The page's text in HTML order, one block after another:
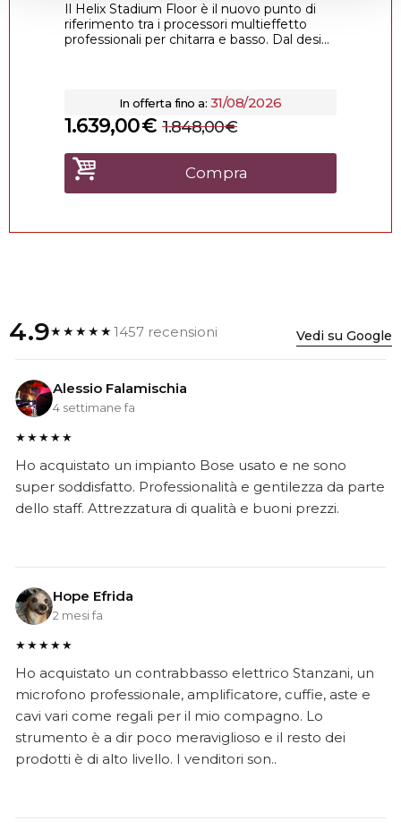
Il Helix Stadium Floor è il nuovo punto di
riferimento tra i processori multieffetto
professionali per chitarra e basso. Dal desi...
In offerta fino a: 31/08/2026
€
1.639,00 €
1.848,00
Compra
4.9★★★★★1457 recensioni Vedi su Google
Alessio Falamischia
4 settimane fa
★★★★★
Ho acquistato un impianto Bose usato e ne sono
super soddisfatto. Professionalità e gentilezza da parte
dello staff. Attrezzatura di qualità e buoni prezzi.
Hope Efrida
2 mesi fa
★★★★★
Ho acquistato un contrabbasso elettrico Stanzani, un
microfono professionale, amplificatore, cuffie, aste e
cavi vari come regali per il mio compagno. Lo
strumento è a dir poco meraviglioso e il resto dei
prodotti è di alto livello. I venditori son..